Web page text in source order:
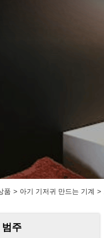
품 > 아기 기저귀 만드는 기계 >
주